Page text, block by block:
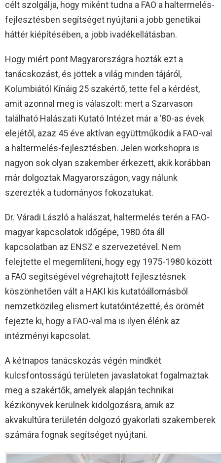
célt szolgálja, hogy miként tudna a FAO a haltermelés-
fejlesztésben segítséget nyújtani a jobb genetikai
háttér kiépítésében, a jobb ivadékellátásban.
Hogy miért pont Magyarországra hozták ezt a
tanácskozást, és jöttek a világ minden tájáról,
Kolumbiától Kínáig 25 szakértő, tette fel a kérdést,
amit azonnal meg is válaszolt: mert a Szarvason
található Halászati Kutató Intézet már a ’80-as évek
elejétől, azaz 45 éve aktívan együttműködik a FAO-val
a haltermelés-fejlesztésben. Jelen workshopra is
nagyon sok olyan szakember érkezett, akik korábban
már dolgoztak Magyarországon, vagy nálunk
szerezték a tudományos fokozatukat.
Dr. Váradi László a halászat, haltermelés terén a FAO-
magyar kapcsolatok időgépe, 1980 óta áll
kapcsolatban az ENSZ e szervezetével. Nem
felejtette el megemlíteni, hogy egy 1975-1980 között
a FAO segítségével végrehajtott fejlesztésnek
köszönhetően vált a HAKI kis kutatóállomásból
nemzetközileg elismert kutatóintézetté, és örömét
fejezte ki, hogy a FAO-val ma is ilyen élénk az
intézményi kapcsolat.
A kétnapos tanácskozás végén mindkét
kulcsfontosságú területen javaslatokat fogalmaztak
meg a szakértők, amelyek alapján technikai
kézikönyvek kerülnek kidolgozásra, amik az
akvakultúra területén dolgozó gyakorlati szakemberek
számára fognak segítséget nyújtani.